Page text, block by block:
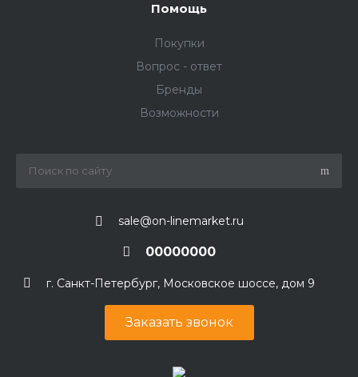
Помощь
Покупки
Вопрос - ответ
Бренды
Возможности
sale@on-linemarket.ru
00000000
г. Санкт-Петербург, Московское шоссе, дом 9
Заказать звонок